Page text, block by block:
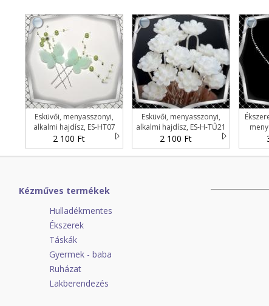
Esküvői, menyasszonyi,
alkalmi hajdísz, ES-HT07
zöld 2db/csomag
2 100 Ft
Esküvői, menyasszonyi,
alkalmi hajdísz, ES-H-TŰ21
10db/csomag
2 100 Ft
Kézműves termékek
Hulladékmentes
Ékszerek
Táskák
Gyermek - baba
Ruházat
Lakberendezés